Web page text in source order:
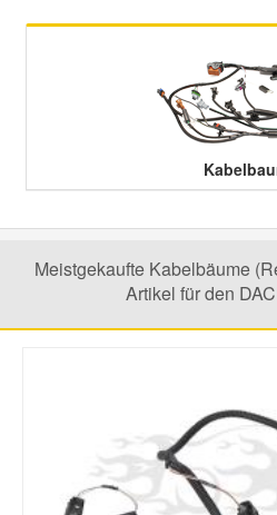
Meistgekaufte Kabelbäume
Artikel für den
Mini Ersatzteile
Mitsubishi Ersatzteile
Nissan Ersatzteile
Porsche Ersatzteile
Skoda Ersatzteile
Smart Ersatzteile